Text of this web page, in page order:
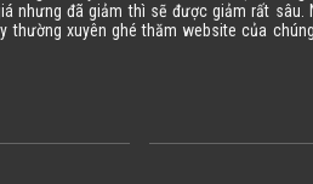
nhưng đã giảm thì sẽ được giảm rất sâu.
xuyên ghé thăm website của